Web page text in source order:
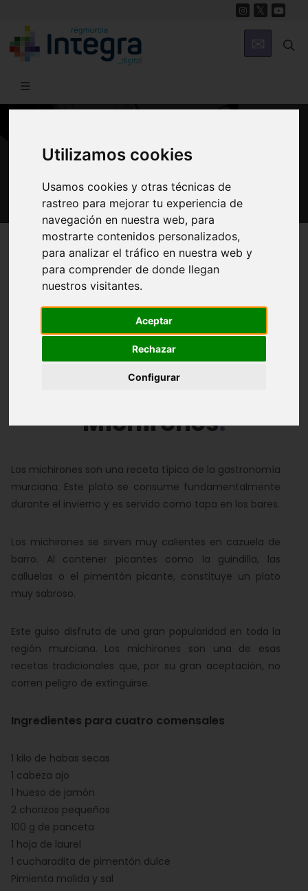
Utilizamos cookies
Usamos cookies y otras técnicas de
rastreo para mejorar tu experiencia de
navegación en nuestra web, para
mostrarte contenidos personalizados,
para analizar el tráfico en nuestra web y
para comprender de donde llegan
nuestros visitantes.
Aceptar
Rechazar
Configurar
GASTRONOMÍA
Región de Murcia Digital Gastronomía Recetas
Presentación Entrantes Guisos
Arroces Pescados Carnes
Postres y repostería
Michirones
Los michirones son una receta típica de la gastronomía
murciana. Este plato se consume fundamentalmente
durante el invierno y es servido como tapa en los bares.
Los michirones se sirven muy calientes en cazuela de
barro. Al contener picantes como la guindilla, las
calluelas o el pimentón picante, constituye un plato
muy sabroso.
Este guiso disfruta de una gran popularidad en toda la
región murciana. Los michirones son una de esas
recetas tradicionales que, por su gran aceptación, no
corren peligro de extinguirse.
Ingredientes para cuatro comensales
1 kilo de habas secas
1 cabeza ajo
1 hueso de jamón
2 chorizos pequeños
100 g de panceta
1 hoja de laurel
1 cucharadita de pimentón dulce
Pimienta molida y sal